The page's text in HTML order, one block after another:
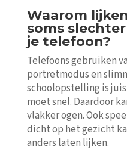
Waarom
soms
je telefoon?
Telefoons gebruiken
portretmodus en
schoolopstelling is
moet snel. Daardoor
vlakker ogen. Ook
dicht op het gezicht
anders laten lijken.